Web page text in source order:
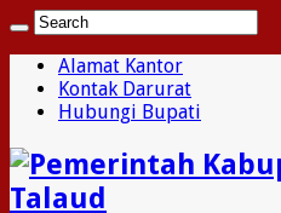
Alamat Kantor
Kontak Darurat
Hubungi Bupati